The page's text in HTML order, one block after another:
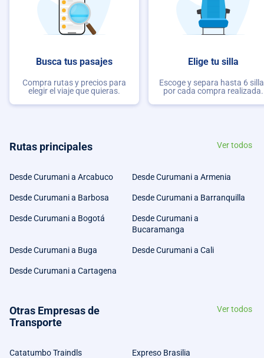
Busca tus pasajes
Compra rutas y precios para
elegir el viaje que quieras.
Elige tu silla
Escoge y separa hasta 6
por cada compra realizada.
Rutas principales Ver todos
Desde Curumani a Arcabuco Desde Curumani a Armenia
Desde Curumani a Barbosa Desde Curumani a Barranquilla
Desde Curumani a Bogotá
Desde Curumani a
Bucaramanga
Desde Curumani a Buga Desde Curumani a Cali
Desde Curumani a Cartagena
Otras Empresas de
Transporte
Ver todos
Catatumbo Traindls Expreso Brasilia